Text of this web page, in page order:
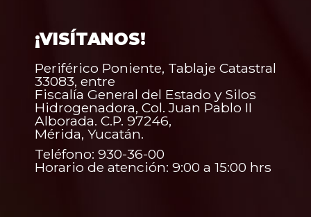
¡VISÍTANOS!
Periférico Poniente, Tablaje Catastral
33083, entre
Fiscalía General del Estado y Silos
Hidrogenadora, Col. Juan Pablo II
Alborada. C.P. 97246,
Mérida, Yucatán.
Teléfono: 930-36-00
Horario de atención: 9:00 a 15:00 hrs